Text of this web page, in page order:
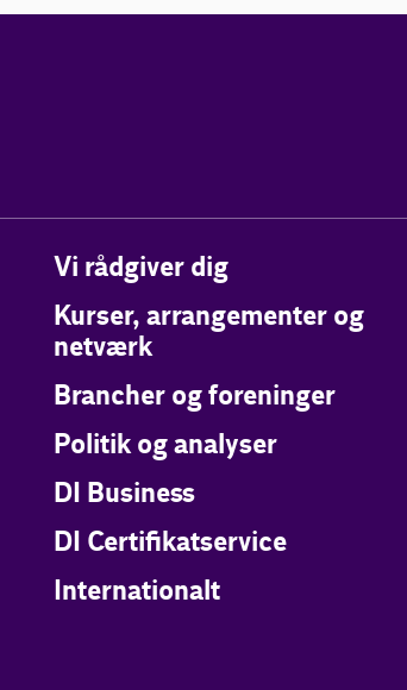
Vi rådgiver dig
Kurser, arrangementer og
netværk
Brancher og foreninger
Politik og analyser
DI Business
DI Certifikatservice
Internationalt